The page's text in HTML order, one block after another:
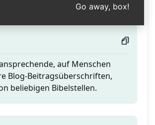
auf Menschen
Blog-Beitragsüberschriften,
beliebigen Bibelstellen.
Go away, box!